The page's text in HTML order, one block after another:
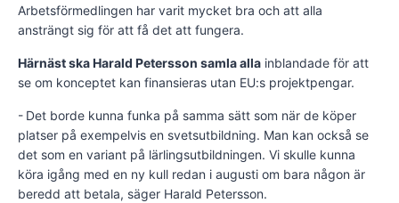
Arbetsför­medlingen har varit mycket bra och att alla
ansträngt sig för att få det att fungera.
Härnäst ska Harald Petersson samla alla inblandade för att
se om konceptet kan finansieras utan EU:s projektpengar.
- Det borde kunna funka på samma sätt som när de köper
platser på exempelvis en svetsutbildning. Man kan också se
det som en variant på lärlingsutbildningen. Vi skulle kunna
köra igång med en ny kull redan i augusti om bara någon är
beredd att betala, säger Harald Petersson.